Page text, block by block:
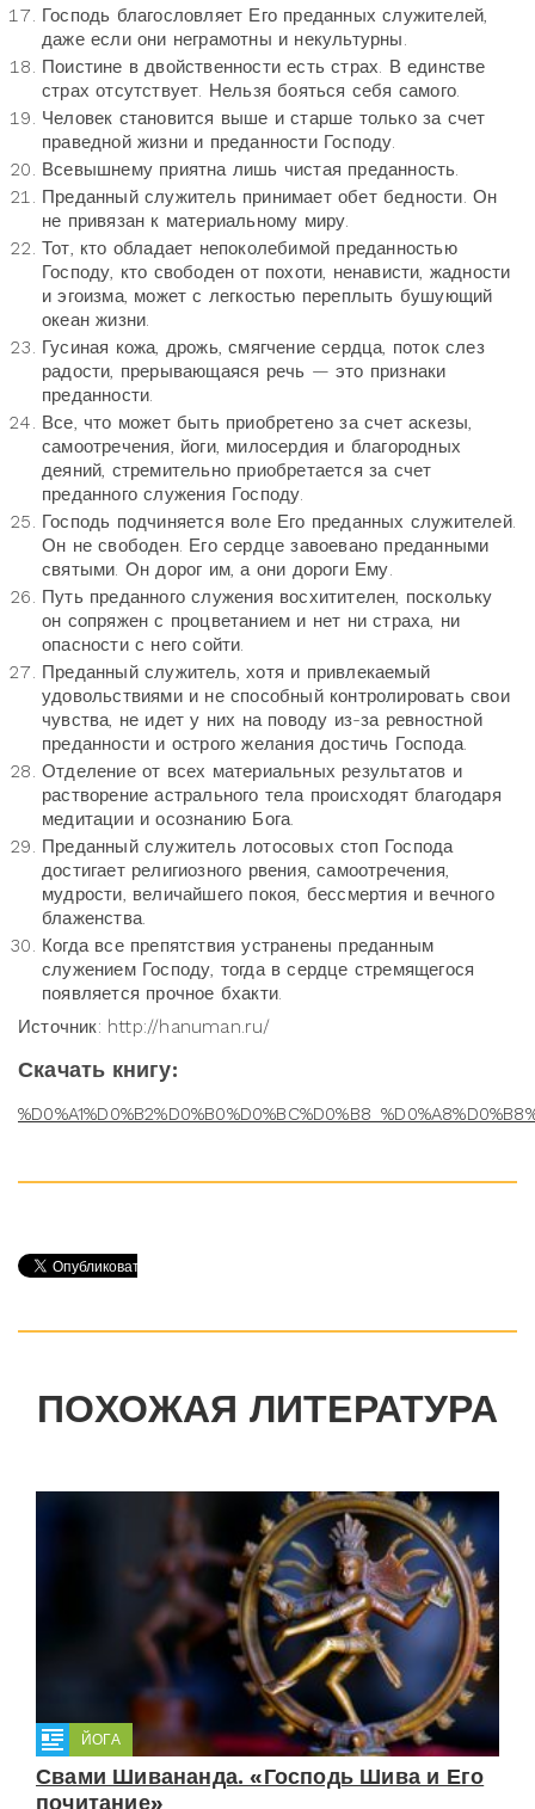
Господь благословляет Его преданных служителей,
даже если они неграмотны и некультурны.
Поистине в двойственности есть страх. В единстве
страх отсутствует. Нельзя бояться себя самого.
Человек становится выше и старше только за счет
праведной жизни и преданности Господу.
Всевышнему приятна лишь чистая преданность.
Преданный служитель принимает обет бедности. Он
не привязан к материальному миру.
Тот, кто обладает непоколебимой преданностью
Господу, кто свободен от похоти, ненависти, жадности
и эгоизма, может с легкостью переплыть бушующий
океан жизни.
Гусиная кожа, дрожь, смягчение сердца, поток слез
радости, прерывающаяся речь — это признаки
преданности.
Все, что может быть приобретено за счет аскезы,
самоотречения, йоги, милосердия и благородных
деяний, стремительно приобретается за счет
преданного служения Господу.
Господь подчиняется воле Его преданных служителей.
Он не свободен. Его сердце завоевано преданными
святыми. Он дорог им, а они дороги Ему.
Путь преданного служения восхитителен, поскольку
он сопряжен с процветанием и нет ни страха, ни
опасности с него сойти.
Преданный служитель, хотя и привлекаемый
удовольствиями и не способный контролировать свои
чувства, не идет у них на поводу из-за ревностной
преданности и острого желания достичь Господа.
Отделение от всех материальных результатов и
растворение астрального тела происходят благодаря
медитации и осознанию Бога.
Преданный служитель лотосовых стоп Господа
достигает религиозного рвения, самоотречения,
мудрости, величайшего покоя, бессмертия и вечного
блаженства.
Когда все препятствия устранены преданным
служением Господу, тогда в сердце стремящегося
появляется прочное бхакти.
Источник: http://hanuman.ru/
Скачать книгу:
ПОХОЖАЯ ЛИТЕРАТУРА
ЙОГА
Свами Шивананда. «Господь Шива и Его
почитание»